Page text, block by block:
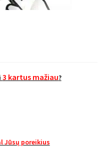
3 kartus mažiau?
Jūsų poreikius